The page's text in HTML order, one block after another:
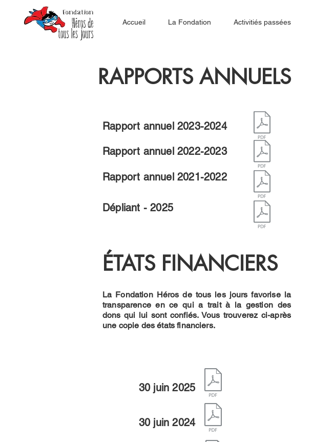
Accueil La Fondation Activitiés passées
RAPPORTS ANNUELS
Rapport annuel 2023-2024
Rapport annuel 2022-2023
Rapport annuel 2021-2022
Dépliant - 2025
ÉTATS FINANCIERS
La Fondation Héros de tous les jours favorise la
transparence en ce qui a trait à la gestion des
dons qui lui sont confiés. Vous trouverez ci-après
une copie des états financiers.
30 juin 2024
30 juin 2025